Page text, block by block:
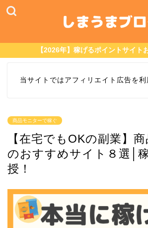
【2026年】稼げるポイントサイト
当サイトではアフィリエイト広告を
商品モニターで稼ぐ
【在宅でもOKの副業】
のおすすめサイト８選│
授！